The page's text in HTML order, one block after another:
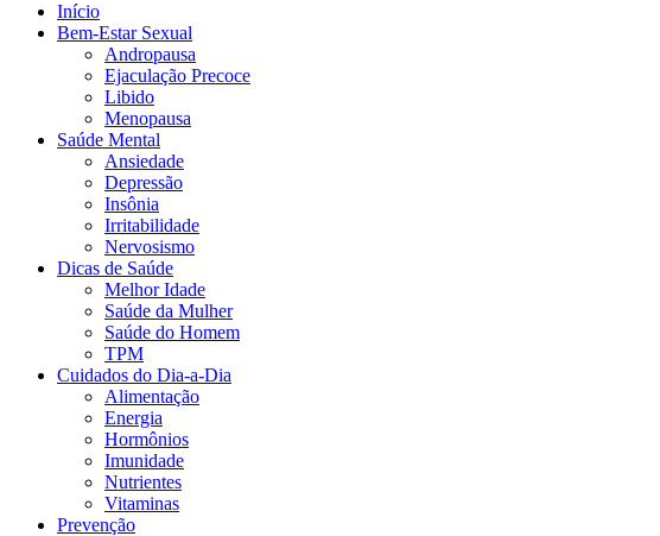
Início
Bem-Estar Sexual
Andropausa
Ejaculação Precoce
Libido
Menopausa
Saúde Mental
Ansiedade
Depressão
Insônia
Irritabilidade
Nervosismo
Dicas de Saúde
Melhor Idade
Saúde da Mulher
Saúde do Homem
TPM
Cuidados do Dia-a-Dia
Alimentação
Energia
Hormônios
Imunidade
Nutrientes
Vitaminas
Prevenção